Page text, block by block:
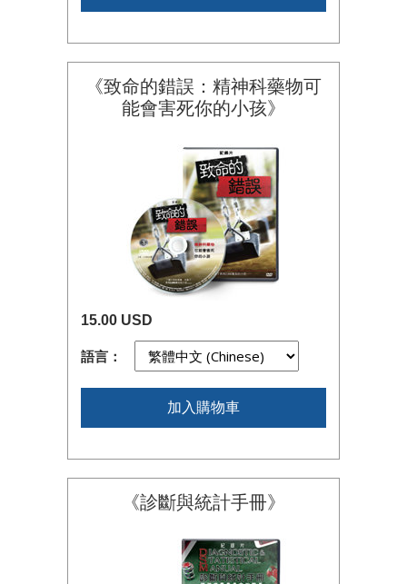
《致命的錯誤：精神科藥物可
能會害死你的小孩》
15.00 USD
語言：
加入購物車
《診斷與統計手冊》